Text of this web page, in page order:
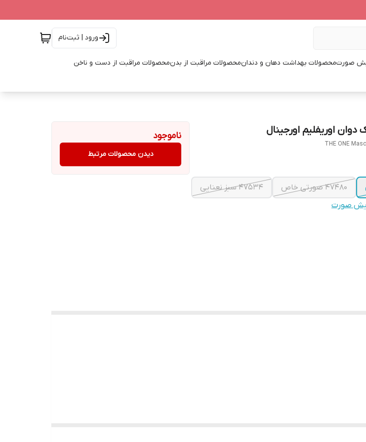
ورود | ثبت‌نام
صورتمحصولات بهداشت دهان و دندانمحصولات مراقبت از بدنمحصولات مراقبت از دست و ناخن
اوریفلیم اورجینال
THE ONE
47480 صورتی خاص
47534 سبز نعنایی
صورت
ناموجود
دیدن محصولات مرتبط